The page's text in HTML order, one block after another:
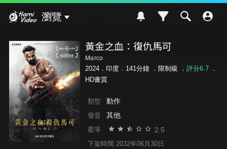
瀏覽
黃金之血：復仇馬可
Marco
2024．印度．141分鐘 ． 限制級 ． 評分6.7．
HD畫質
類型 動作
發音 其他
星等 2.5
下架時間 2032年06月30日